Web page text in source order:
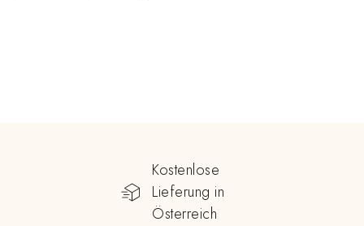
Kostenlose
Lieferung in
Österreich